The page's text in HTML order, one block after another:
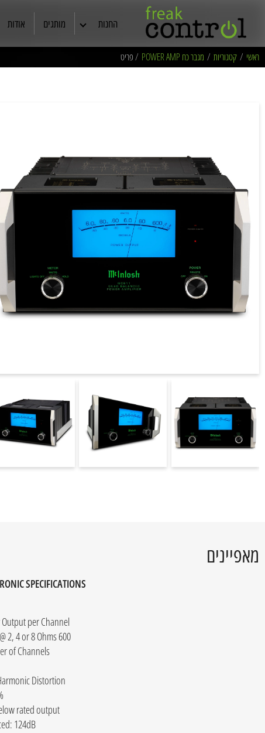
החנות
אוזניות
מסכי TV
כבלים מקצועיים
ריהוט אודיו /שיכוך
טיפול בחשמל
מגברי גיטרה MAGNATONE
פטיפונים
מקרנים ומסכי הקרנה
מותגים אודות
ראשי / קטגוריות / מגבר כח POWER AMP / פריט
מאפיינים
SPECIFICATIONS
per Channel
600 Watts @ 2, 4 or 8 Ohms
of Channels
Distortion
rated output
124dB